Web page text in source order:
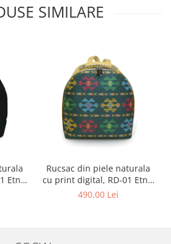
SIMILARE
Etnic
Rucsac din piele naturala
cu print digital, RD-01 Etnic
01
490,00 Lei